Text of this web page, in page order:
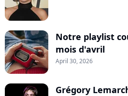
Notre playlist
mois d'avril
April 30, 2026
Grégory